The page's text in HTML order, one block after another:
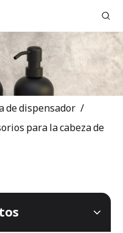
de dispensador /
para la cabeza de